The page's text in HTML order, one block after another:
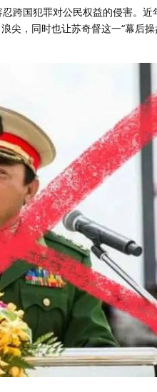
跨国犯罪对公民权益的侵害。近
尖，同时也让苏奇督这一“幕后